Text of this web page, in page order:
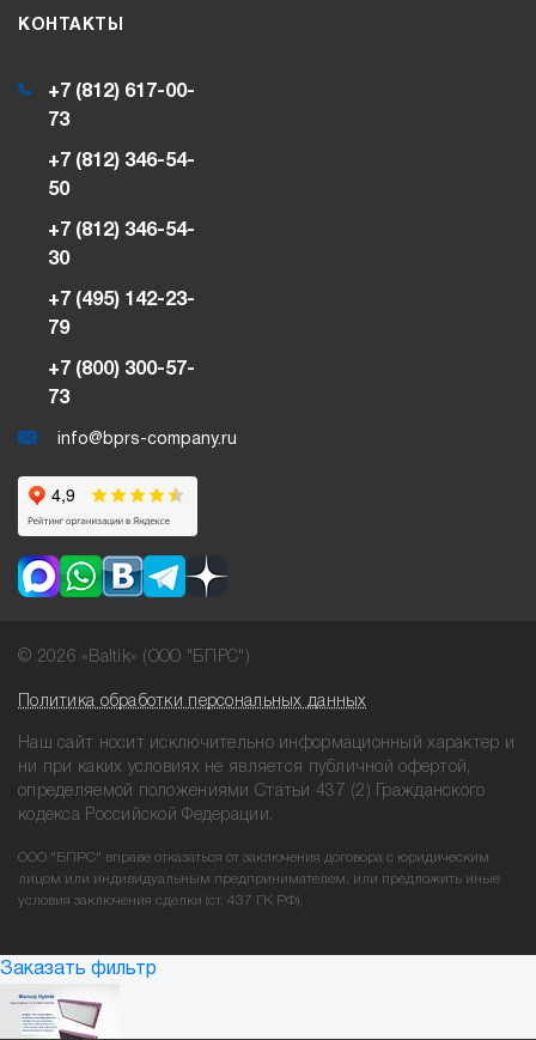
КОНТАКТЫ
+7 (812) 617-00-
73
+7 (812) 346-54-
50
+7 (812) 346-54-
30
+7 (495) 142-23-
79
+7 (800) 300-57-
73
info@bprs-company.ru
© 2026 «Baltik» (ООО "БПРС")
Политика обработки персональных данных
Наш сайт носит исключительно информационный характер и
ни при каких условиях не является публичной офертой,
определяемой положениями Статьи 437 (2) Гражданского
кодекса Российской Федерации.
ООО "БПРС" вправе отказаться от заключения договора с юридическим
лицом или индивидуальным предпринимателем, или предложить иные
условия заключения сделки (ст. 437 ГК РФ).
Заказать фильтр